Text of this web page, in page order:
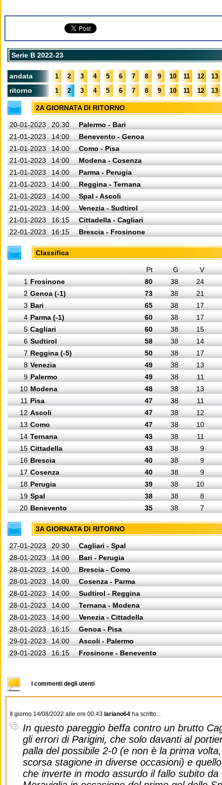
Serie B 2022-23
andata 1 2 3 4 5 6 7 8 9 10 11 12 13
ritorno 1 2 3 4 5 6 7 8 9 10 11 12 13
2A GIORNATA DI RITORNO
20-01-2023 20:30
Palermo - Bari
21-01-2023
14:00
Benevento - Genoa
21-01-2023
14:00
Como - Pisa
21-01-2023
14:00
Modena - Cosenza
21-01-2023
14:00
Parma - Perugia
21-01-2023
14:00
Reggina - Ternana
21-01-2023
14:00
Spal - Ascoli
21-01-2023
14:00
Venezia - Sudtirol
21-01-2023
16:15
Cittadella - Cagliari
22-01-2023
16:15 Brescia - Frosinone
Classifica
Pt G
V
1 Frosinone 80 38
24
2 Genoa (-1) 73 38
21
3 Bari 65 38
17
4 Parma (-1) 60 38
17
5 Cagliari 60 38
15
6 Sudtirol 58 38
14
7 Reggina (-5) 50 38
17
8 Venezia 49 38
13
9 Palermo 49 38
11
10 Modena 48 38
13
11 Pisa 47 38
11
12 Ascoli 47 38
12
13 Como 47 38
10
14 Ternana 43 38
11
15 Cittadella 43 38
9
16 Brescia 40 38
9
17 Cosenza 40 38
9
18 Perugia 39 38
10
19 Spal 38 38
8
20 Benevento 35 38 7
3A GIORNATA DI RITORNO
27-01-2023 20:30
Cagliari - Spal
28-01-2023
14:00
Bari - Perugia
28-01-2023
14:00
Brescia - Como
28-01-2023
14:00
Cosenza - Parma
28-01-2023
14:00
Sudtirol - Reggina
28-01-2023
14:00
Ternana - Modena
28-01-2023
14:00
Venezia - Cittadella
28-01-2023
16:15
Genoa - Pisa
29-01-2023
14:00
Ascoli - Palermo
29-01-2023
16:15 Frosinone - Benevento
I commenti degli utenti
Il giorno 14/08/2022 alle ore 00.43 lariano64 ha scritto...
In questo pareggio beffa contro un brutto
gli errori di Parigini, che solo davanti al
palla del possibile 2-0 (e non è la prima
scorsa stagione in diverse occasioni) e
che inverte in modo assurdo il fallo subito